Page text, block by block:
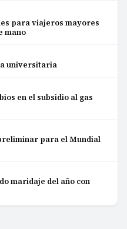
para viajeros mayores
mano
universitaria
en el subsidio al gas
para el Mundial
maridaje del año con